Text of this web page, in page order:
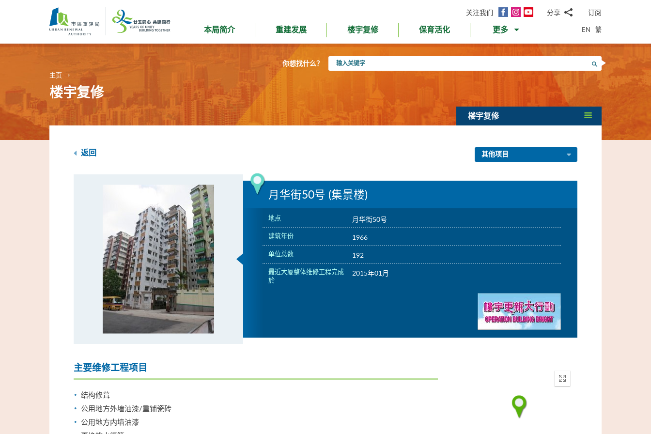
内
关注我们
面
InstagramYouTube分享
邮WhatsApp
微
信
面
书Twitter
LinkedIn
微
订阅
本局简介 重建发展 楼宇复修 保育活化 更多 EN 繁
你想找什么？
入
搜寻
主页
楼宇复修
楼宇复修
返回 其他项目
月华街50号 (集景楼)
地点 月华街50号
建筑年份 1966
单位总数 192
最近大厦整体维修工程完成
於
2015年01月
主要维修工程项目
结构修葺
公用地方外墙油漆/重铺瓷砖
公用地方内墙油漆
Enter
fullscreen